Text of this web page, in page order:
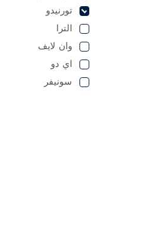
تورنيدو
الترا
وان لايف
اي دو
سونيفر